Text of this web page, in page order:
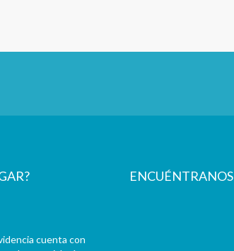
cuenta con
ENCUÉNTRANOS